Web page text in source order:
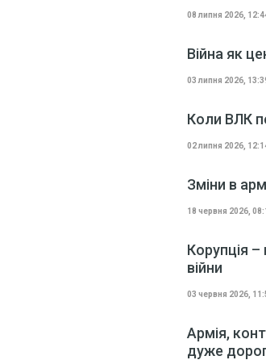
08 липня 2026,
Війна як
03 липня 2026,
Коли ВЛК
02 липня 2026,
Зміни в
18 червня 2026,
Корупція
війни
03 червня 2026,
Армія,
дуже